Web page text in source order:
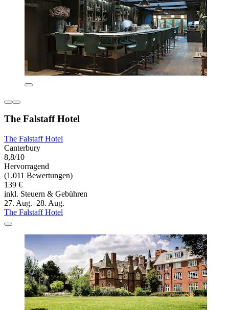
The Falstaff Hotel
The Falstaff Hotel
Canterbury
8,8/10
Hervorragend
(1.011 Bewertungen)
139 €
inkl. Steuern & Gebühren
27. Aug.–28. Aug.
The Falstaff Hotel